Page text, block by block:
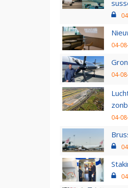
04-
04-
04-